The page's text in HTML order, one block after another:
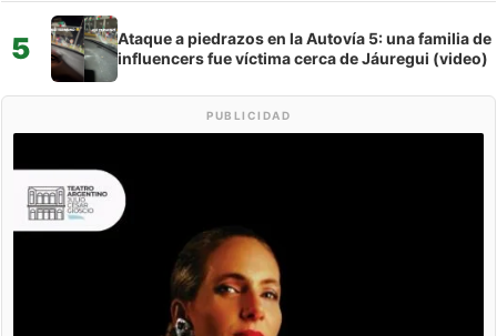
5
Ataque a piedrazos en la Autovía 5: una familia de
influencers fue víctima cerca de Jáuregui (video)
PUBLICIDAD